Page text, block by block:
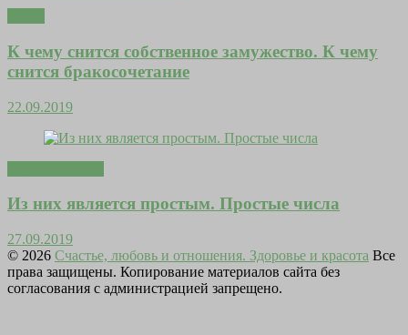
К чему снится собственное замужество. К чему
снится бракосочетание
22.09.2019
Из них является простым. Простые числа
27.09.2019
© 2026 Счастье, любовь и отношения. Здоровье и красота Все
права защищены. Копирование материалов сайта без
согласования с администрацией запрещено.